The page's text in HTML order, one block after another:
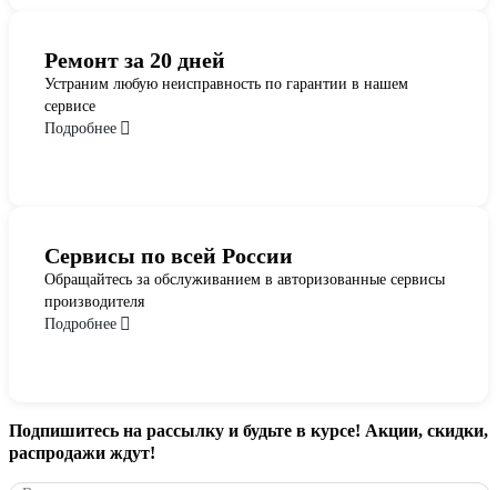
Ремонт за 20 дней
Устраним любую неисправность по гарантии в нашем
сервисе
Подробнее
Сервисы по всей России
Обращайтесь за обслуживанием в авторизованные сервисы
производителя
Подробнее
Подпишитесь на рассылку и будьте в курсе! Акции, скидки,
распродажи ждут!